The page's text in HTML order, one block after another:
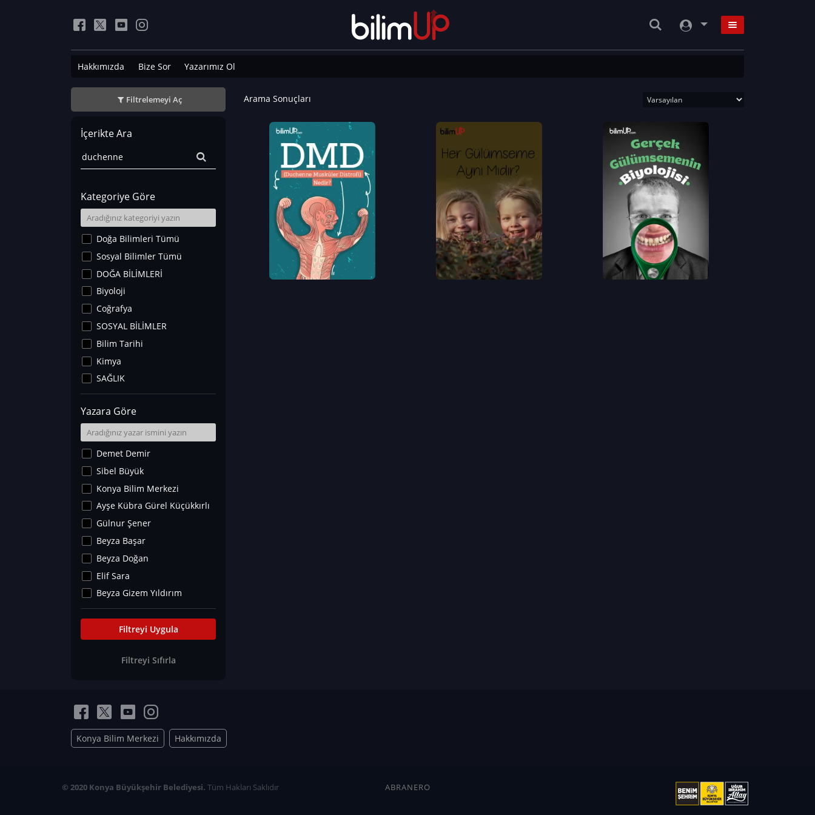
Hakkımızda Bize Sor Yazarımız Ol
Filtrelemeyi Aç
İçerikte Ara
Kategoriye Göre
Doğa Bilimleri Tümü
Sosyal Bilimler Tümü
DOĞA BİLİMLERİ
Biyoloji
Coğrafya
SOSYAL BİLİMLER
Bilim Tarihi
Kimya
SAĞLIK
Sanat Tarihi
Fizik
Yer Bilimleri
Astronomi ve Uzay
Noroloji
Matematik
Teknoloji
İklim Değişikliği
Arkeoloji
Kültür&Sanat
Yaşam Tavsiyeleri
Merakoloji
Eğitim Bilimleri
Yazara Göre
Demet Demir
Sibel Büyük
Konya Bilim Merkezi
Ayşe Kübra Gürel Küçükkırlı
Gülnur Şener
Beyza Başar
Beyza Doğan
Elif Sara
Beyza Gizem Yıldırım
İlknur İyigökler
Büşra Elif Kıvrak
Can TORUN
Elif Sara
Ayşe Edanur Başer
Gözde Düriye Alkan
Ceren Eda Erol
Filtreyi Uygula
Filtreyi Sıfırla
Arama Sonuçları
Konya Bilim Merkezi Hakkımızda
© 2020 Konya Büyükşehir Belediyesi. Tüm Hakları Saklıdır ABRANERO